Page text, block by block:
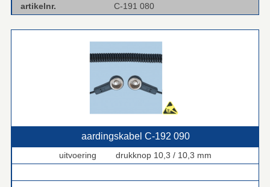
artikelnr. C-191 080
aardingskabel C‑192 090
uitvoering drukknop 10,3 / 10,3 mm